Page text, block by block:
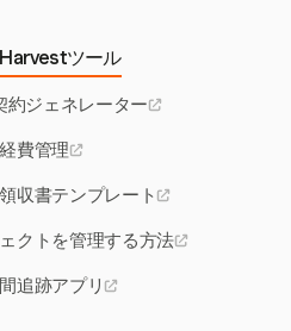
ツール
約ジェネレーター
費管理
収書テンプレート
クトを管理する方法
追跡アプリ